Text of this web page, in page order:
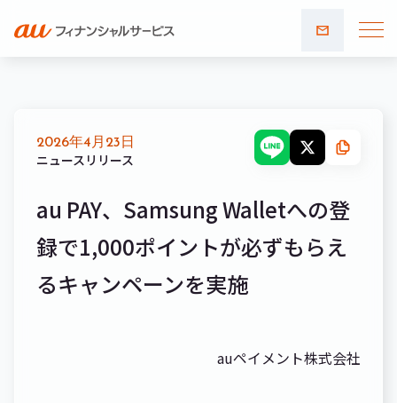
合わせ
2026年4月23日
ニュースリリース
au PAY、Samsung Walletへの登
録で1,000ポイントが必ずもらえ
るキャンペーンを実施
auペイメント株式会社